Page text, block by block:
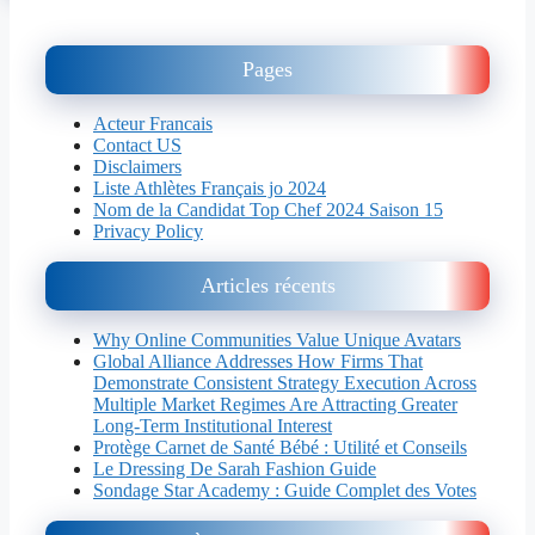
Pages
Acteur Francais
Contact US
Disclaimers
Liste Athlètes Français jo 2024
Nom de la Candidat Top Chef 2024 Saison 15
Privacy Policy
Articles récents
Why Online Communities Value Unique Avatars
Global Alliance Addresses How Firms That
Demonstrate Consistent Strategy Execution Across
Multiple Market Regimes Are Attracting Greater
Long-Term Institutional Interest
Protège Carnet de Santé Bébé : Utilité et Conseils
Le Dressing De Sarah Fashion Guide
Sondage Star Academy : Guide Complet des Votes